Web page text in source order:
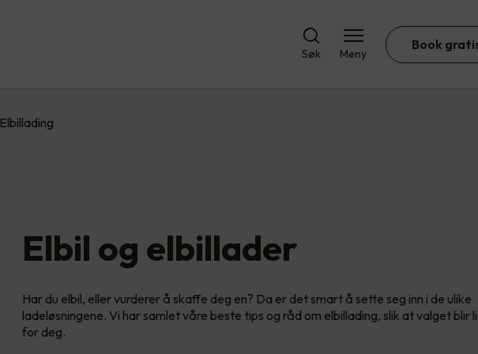
Søk Meny
Book
Elbillading
Elbil og elbillader
Har du elbil, eller vurderer å skaffe deg en? Da er det smart å sette seg inn i de ulike
ladeløsningene. Vi har samlet våre beste tips og råd om elbillading, slik at valget blir
for deg.